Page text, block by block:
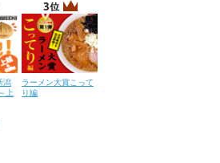
潟
上
ラーメン大賞こって
り編